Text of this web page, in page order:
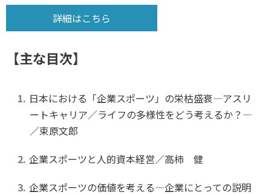
Sport Topics
スポーツ 歴史の検証
SSF BOOKS
詳細はこちら
【主な目次】
日本における「企業スポーツ」の栄枯盛衰―アスリ
ートキャリア／ライフの多様性をどう考えるか？―
／束原文郎
企業スポーツと人的資本経営／高柿 健
企業スポーツの価値を考える―企業にとっての説明